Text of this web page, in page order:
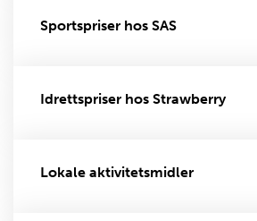
Sportspriser hos SAS
Idrettspriser hos Strawberry
Lokale aktivitetsmidler